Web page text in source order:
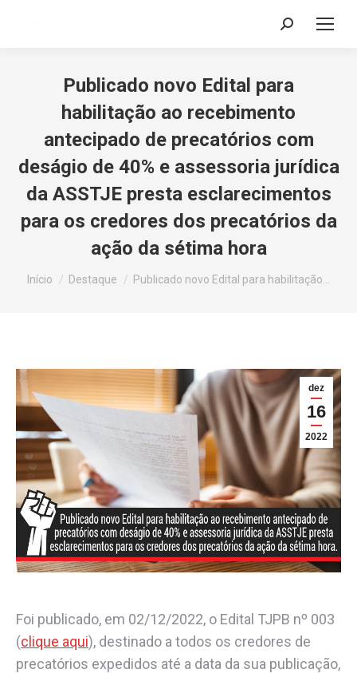
Search:
Publicado novo Edital para
habilitação ao recebimento
antecipado de precatórios com
deságio de 40% e assessoria jurídica
da ASSTJE presta esclarecimentos
para os credores dos precatórios da
ação da sétima hora
Você está aqui:
Início Destaque Publicado novo Edital para habilitação…
dez
16
2022
Foi publicado, em 02/12/2022, o Edital TJPB nº 003
(clique aqui), destinado a todos os credores de
precatórios expedidos até a data da sua publicação,